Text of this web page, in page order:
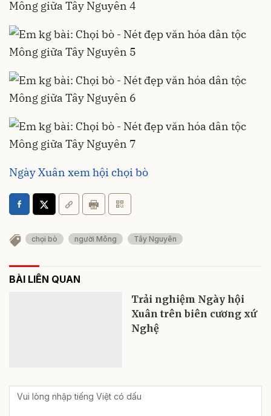
Ngày Xuân xem hội chọi bò
chọi bò người Mông Tây Nguyên
BÀI LIÊN QUAN
Trải nghiệm Ngày hội
Xuân trên biên cương xứ
Nghệ